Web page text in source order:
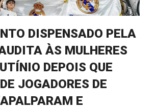
DISPENSADO PELA
ÀS MULHERES
DEPOIS QUE
JOGADORES DE
E